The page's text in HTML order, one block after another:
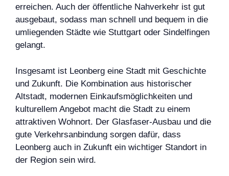
erreichen. Auch der öffentliche Nahverkehr ist gut
ausgebaut, sodass man schnell und bequem in die
umliegenden Städte wie Stuttgart oder Sindelfingen
gelangt.
Insgesamt ist Leonberg eine Stadt mit Geschichte
und Zukunft. Die Kombination aus historischer
Altstadt, modernen Einkaufsmöglichkeiten und
kulturellem Angebot macht die Stadt zu einem
attraktiven Wohnort. Der Glasfaser-Ausbau und die
gute Verkehrsanbindung sorgen dafür, dass
Leonberg auch in Zukunft ein wichtiger Standort in
der Region sein wird.